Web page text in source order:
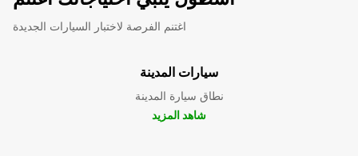
اغتنم الفرصة لاختبار السيارات الجديدة
سيارات المدينة
نطاق سيارة المدينة
شاهد المزيد